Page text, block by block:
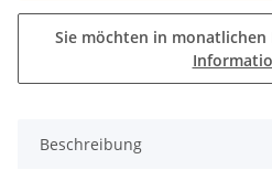
Sie möchten in monatlichen
Beschreibung